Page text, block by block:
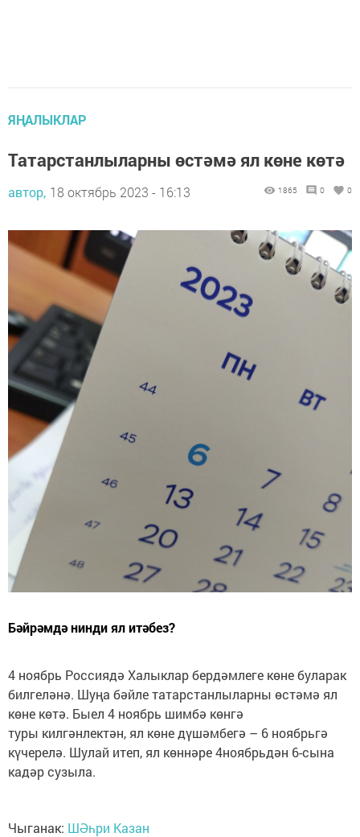
ЯҢАЛЫКЛАР
Татарстанлыларны өстәмә ял көне көтә
автор, 18 октябрь 2023 - 16:13 1865 0 0
Бәйрәмдә нинди ял итәбез?
4 ноябрь Россиядә Халыклар бердәмлеге көне буларак
билгеләнә. Шуңа бәйле татарстанлыларны өстәмә ял
көне көтә. Быел 4 ноябрь шимбә көнгә
туры килгәнлектән, ял көне дүшәмбегә – 6 ноябрьгә
күчерелә. Шулай итеп, ял көннәре 4ноябрьдән 6-сына
кадәр сузыла.
Чыганак: ШӘһри Казан